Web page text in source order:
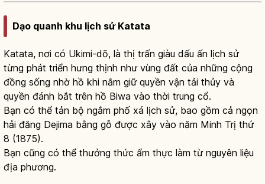
Dạo quanh khu lịch sử Katata
Katata, nơi có Ukimi-dō, là thị trấn giàu dấu ấn lịch sử
từng phát triển hưng thịnh như vùng đất của những cộng
đồng sống nhờ hồ khi nắm giữ quyền vận tải thủy và
quyền đánh bắt trên hồ Biwa vào thời trung cổ.
Bạn có thể tản bộ ngắm phố xá lịch sử, bao gồm cả ngọn
hải đăng Dejima bằng gỗ được xây vào năm Minh Trị thứ
8 (1875).
Bạn cũng có thể thưởng thức ẩm thực làm từ nguyên liệu
địa phương.